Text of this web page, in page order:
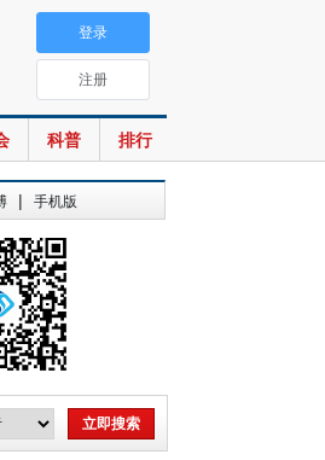
科普 排行
登录
注册
| 手机版